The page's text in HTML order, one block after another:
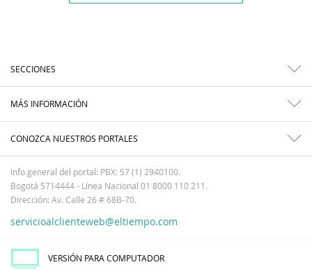
SECCIONES
MÁS INFORMACIÓN
CONOZCA NUESTROS PORTALES
Info general del portal: PBX: 57 (1) 2940100.
Bogotá 5714444 - Línea Nacional 01 8000 110 211.
Dirección: Av. Calle 26 # 68B-70.
servicioalclienteweb@eltiempo.com
VERSIÓN PARA COMPUTADOR